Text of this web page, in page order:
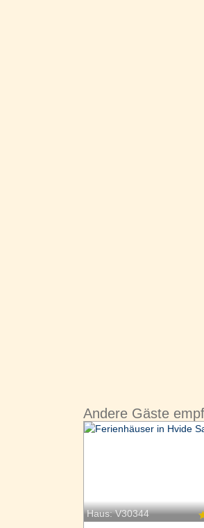
Andere Gäste
Haus: V30344